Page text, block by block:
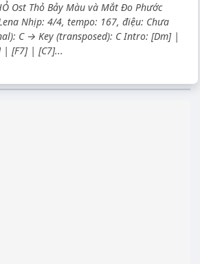
Ost Thỏ Bảy Màu và Mắt Đo Phước
Nhịp: 4/4, tempo: 167, điệu: Chưa
C → Key (transposed): C Intro: [Dm] |
| [F7] | [C7]...